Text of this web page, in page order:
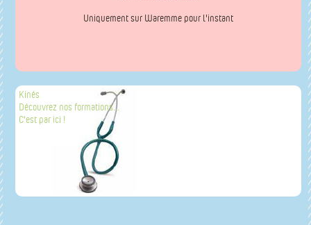
Uniquement sur Waremme pour l'instant
Kinés
Découvrez nos formations...
C'est par ici !